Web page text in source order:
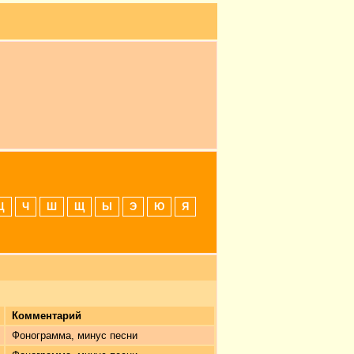
Ч Ш Щ Ы Э Ю Я
Комментарий
Фонограмма, минус песни